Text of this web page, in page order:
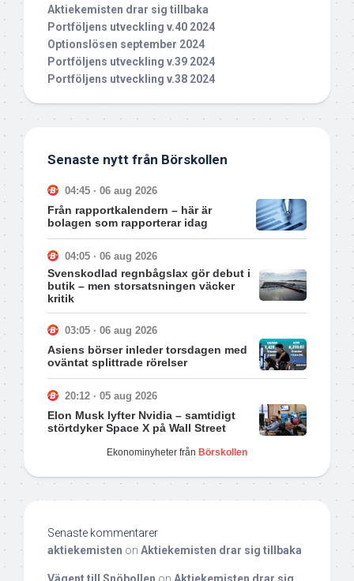
Aktiekemisten drar sig tillbaka
Portföljens utveckling v.40 2024
Optionslösen september 2024
Portföljens utveckling v.39 2024
Portföljens utveckling v.38 2024
Senaste nytt från Börskollen
04:45 · 06 aug 2026
Från rapportkalendern – här är
bolagen som rapporterar idag
04:05 · 06 aug 2026
Svenskodlad regnbågslax gör debut i
butik – men storsatsningen väcker
kritik
03:05 · 06 aug 2026
Asiens börser inleder torsdagen med
oväntat splittrade rörelser
20:12 · 05 aug 2026
Elon Musk lyfter Nvidia – samtidigt
störtdyker Space X på Wall Street
Ekonominyheter från Börskollen
Senaste kommentarer
aktiekemisten on Aktiekemisten drar sig tillbaka